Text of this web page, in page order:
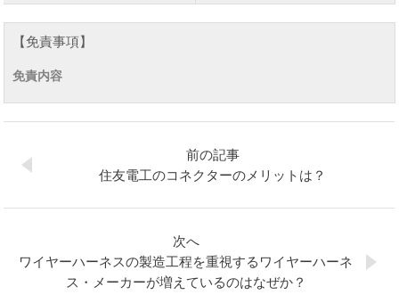
【免責事項】
免責内容
前の記事
住友電工のコネクターのメリットは？
次へ
ワイヤーハーネスの製造工程を重視するワイヤーハーネ
ス・メーカーが増えているのはなぜか？